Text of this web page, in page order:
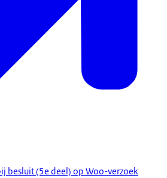
besluit (5e deel) op Woo-verzoek